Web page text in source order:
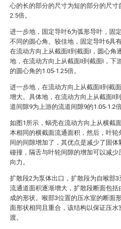
心的长的部分的尺寸为短的部分的尺寸
2.5倍。
进一步地，固定导叶6为弧形导叶，固
不同的圆心角。较佳地，固定导叶6具
在流动方向上从截面II到截面I，圆心角
地，在流动方向上从截面II到截面I，下
的圆心角的1.05-1.25倍。
进一步地，在流动方向上从截面II到截
增大。具体地，在流动方向上从截面II
道间隙9为上游的流道间隙9的1.05-1.2倍
如图1所示，蜗壳在流动方向上从横截
本相同的横截面流通面积，然后，叶轮
间的间隙增加了，其优点是减少了固体
碰撞，隔舌与叶轮间隙的增加可以减少
向力。
扩散段2为泵体出口，扩散段为自喉部3
流通道面积逐渐增大，扩散段断面包括
成的形状。喉部3位置的压水室的断面
面形状相同且重合，该结构以保证压水
渡。